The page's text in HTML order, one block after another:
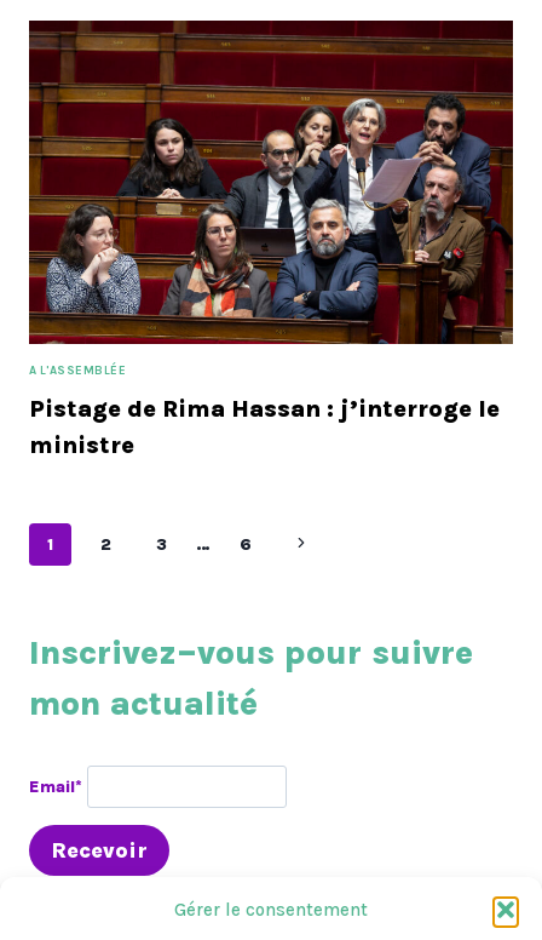
Gérer le consentement
A L'ASSEMBLÉE
Pistage de Rima Hassan : j’interroge le
ministre
Navigation
page
1 2 3 … 6
Page
Inscrivez–vous pour suivre
mon actualité
Email*